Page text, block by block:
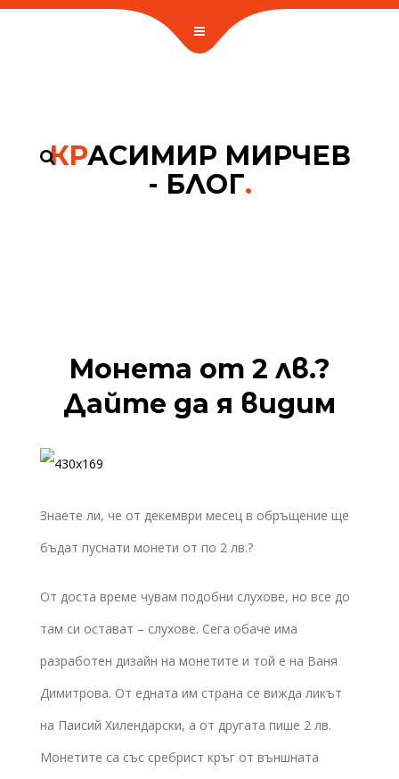
КРАСИМИР МИРЧЕВ
- БЛОГ.
Монета от 2 лв.?
Дайте да я видим
Знаете ли, че от декември месец в обръщение ще
бъдат пуснати монети от по 2 лв.?
От доста време чувам подобни слухове, но все до
там си остават – слухове. Сега обаче има
разработен дизайн на монетите и той е на Ваня
Димитрова. От едната им страна се вижда ликът
на Паисий Хилендарски, а от другата пише 2 лв.
Монетите са със сребрист кръг от външната